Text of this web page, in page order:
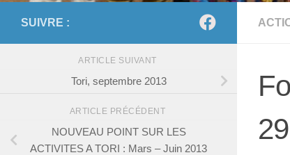
SUIVRE :
ARTICLE SUIVANT
Tori, septembre 2013
ARTICLE PRÉCÉDENT
NOUVEAU POINT SUR LES
ACTIVITES A TORI : Mars – Juin 2013